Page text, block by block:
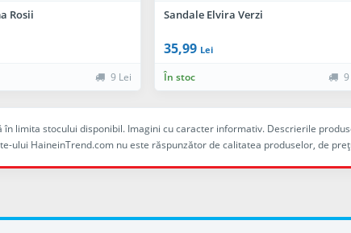
Rosii
9 Lei
Sandale Elvira Verzi
35,99 Lei
În stoc 9
în limita stocului disponibil. Imagini cu caracter informativ. Descrierile
ului HaineinTrend.com nu este răspunzător de calitatea produselor, de